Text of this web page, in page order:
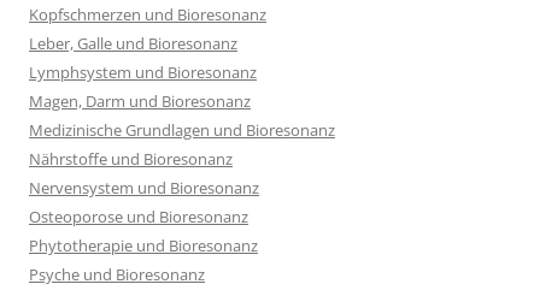
Kopfschmerzen und Bioresonanz
Leber, Galle und Bioresonanz
Lymphsystem und Bioresonanz
Magen, Darm und Bioresonanz
Medizinische Grundlagen und Bioresonanz
Nährstoffe und Bioresonanz
Nervensystem und Bioresonanz
Osteoporose und Bioresonanz
Phytotherapie und Bioresonanz
Psyche und Bioresonanz